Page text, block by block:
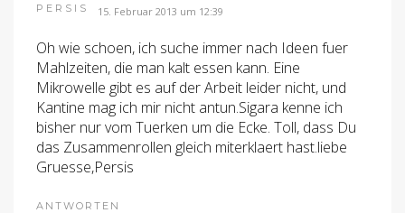
PERSIS 15. Februar 2013 um 12:39
Oh wie schoen, ich suche immer nach Ideen fuer
Mahlzeiten, die man kalt essen kann. Eine
Mikrowelle gibt es auf der Arbeit leider nicht, und
Kantine mag ich mir nicht antun.Sigara kenne ich
bisher nur vom Tuerken um die Ecke. Toll, dass Du
das Zusammenrollen gleich miterklaert hast.liebe
Gruesse,Persis
ANTWORTEN